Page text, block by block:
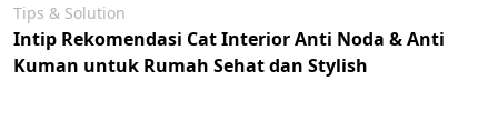
Tips & Solution
Intip Rekomendasi Cat Interior Anti Noda & Anti
Kuman untuk Rumah Sehat dan Stylish